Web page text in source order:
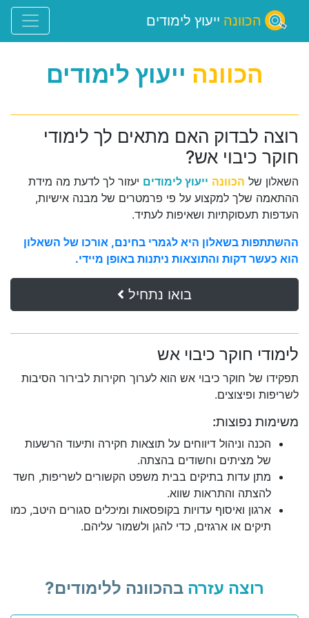
הכוונה ייעוץ לימודים
הכוונה ייעוץ לימודים
רוצה לבדוק האם מתאים לך לימודי
חוקר כיבוי אש?
השאלון של הכוונה ייעוץ לימודים יעזור לך לדעת מה מידת
ההתאמה שלך למקצוע על פי פרמטרים של מבנה אישיות,
העדפות תעסוקתיות ושאיפות לעתיד.
ההשתתפות בשאלון היא לגמרי בחינם, אורכו של השאלון
הוא כעשר דקות והתוצאות ניתנות באופן מיידי.
בואו נתחיל
לימודי חוקר כיבוי אש
תפקידו של חוקר כיבוי אש הוא לערוך חקירות לבירור הסיבות
לשריפות ופיצוצים.
משימות נפוצות:
הכנה וניהול דיווחים על תוצאות חקירה ותיעוד הרשעות
של מציתים וחשודים בהצתה.
מתן עדות בתיקים בבית משפט הקשורים לשריפות, חשד
להצתה והתראות שווא.
ארגון ואיסוף עדויות בקופסאות ומיכלים סגורים היטב, כמו
תיקים או ארגזים, כדי להגן ולשמור עליהם.
רוצה עזרה בהכוונה ללימודים?